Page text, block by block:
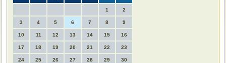
1 2
3 4 5 6 7 8 9
10 11 12 13 14 15 16
17 18 19 20 21 22 23
24 25 26 27 28 29 30